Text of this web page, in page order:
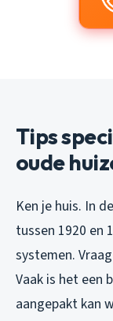
Tips
oude
Ken je huis. In
tussen 1920 en
systemen.
Vaak is het een
aangepakt kan